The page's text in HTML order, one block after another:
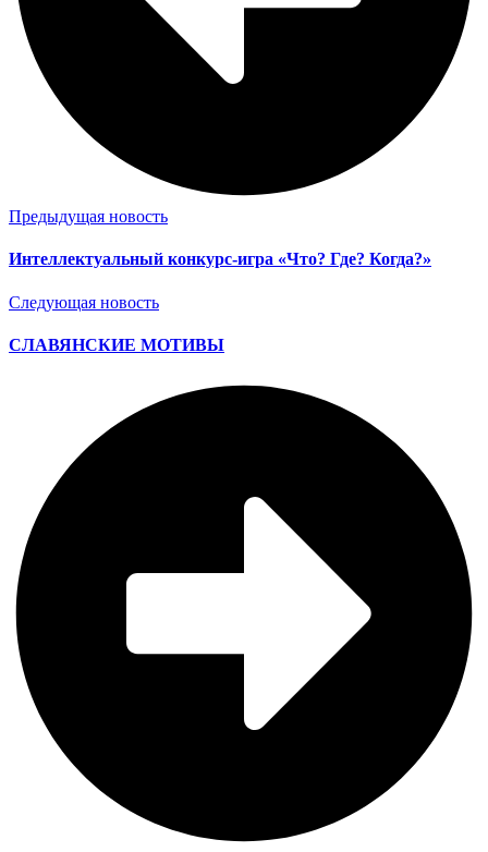
Предыдущая новость
Интеллектуальный конкурс-игра «Что? Где? Когда?»
Следующая новость
СЛАВЯНСКИЕ МОТИВЫ